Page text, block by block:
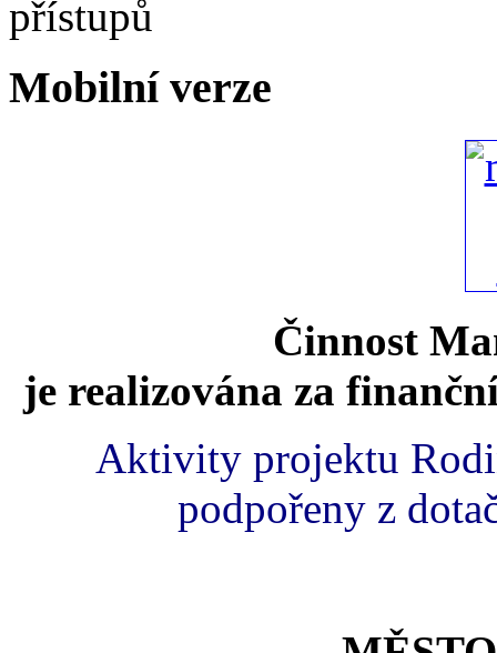
Mobilní verze
Činnost
je realizována za
Aktivity projektu
podpořeny z